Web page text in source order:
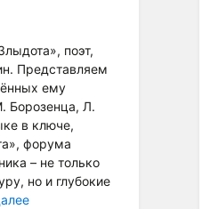
поэт,
Представляем
ему
Борозенца, Л.
в ключе,
форума
– не только
но и глубокие